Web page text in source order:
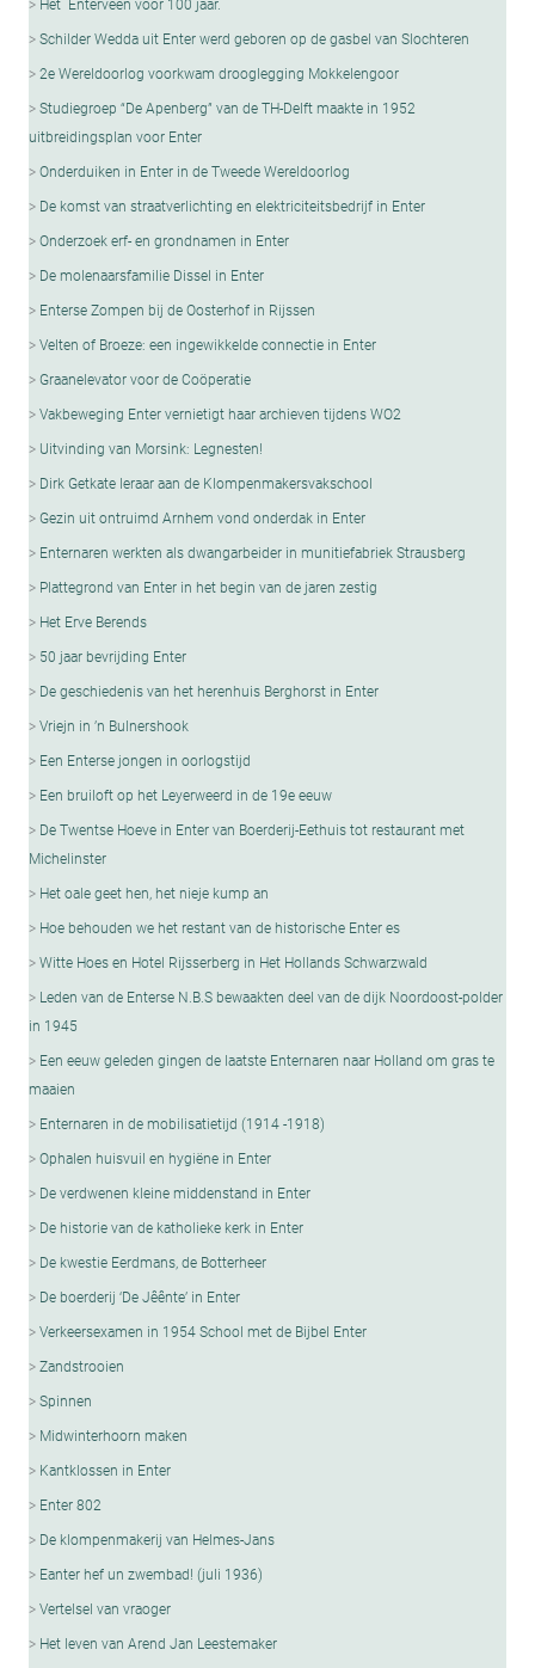
Het Enterveen voor 100 jaar.
Schilder Wedda uit Enter werd geboren op de gasbel van Slochteren
2e Wereldoorlog voorkwam drooglegging Mokkelengoor
Studiegroep “De Apenberg” van de TH-Delft maakte in 1952
uitbreidingsplan voor Enter
Onderduiken in Enter in de Tweede Wereldoorlog
De komst van straatverlichting en elektriciteitsbedrijf in Enter
Onderzoek erf- en grondnamen in Enter
De molenaarsfamilie Dissel in Enter
Enterse Zompen bij de Oosterhof in Rijssen
Velten of Broeze: een ingewikkelde connectie in Enter
Graanelevator voor de Coöperatie
Vakbeweging Enter vernietigt haar archieven tijdens WO2
Uitvinding van Morsink: Legnesten!
Dirk Getkate leraar aan de Klompenmakersvakschool
Gezin uit ontruimd Arnhem vond onderdak in Enter
Enternaren werkten als dwangarbeider in munitiefabriek Strausberg
Plattegrond van Enter in het begin van de jaren zestig
Het Erve Berends
50 jaar bevrijding Enter
De geschiedenis van het herenhuis Berghorst in Enter
Vriejn in ’n Bulnershook
Een Enterse jongen in oorlogstijd
Een bruiloft op het Leyerweerd in de 19e eeuw
De Twentse Hoeve in Enter van Boerderij-Eethuis tot restaurant met
Michelinster
Het oale geet hen, het nieje kump an
Hoe behouden we het restant van de historische Enter es
Witte Hoes en Hotel Rijsserberg in Het Hollands Schwarzwald
Leden van de Enterse N.B.S bewaakten deel van de dijk Noordoost-polder
in 1945
Een eeuw geleden gingen de laatste Enternaren naar Holland om gras te
maaien
Enternaren in de mobilisatietijd (1914 -1918)
Ophalen huisvuil en hygiëne in Enter
De verdwenen kleine middenstand in Enter
De historie van de katholieke kerk in Enter
De kwestie Eerdmans, de Botterheer
De boerderij ‘De Jêênte’ in Enter
Verkeersexamen in 1954 School met de Bijbel Enter
Zandstrooien
Spinnen
Midwinterhoorn maken
Kantklossen in Enter
Enter 802
De klompenmakerij van Helmes-Jans
Eanter hef un zwembad! (juli 1936)
Vertelsel van vraoger
Het leven van Arend Jan Leestemaker